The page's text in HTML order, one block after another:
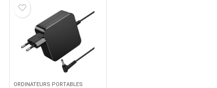
ORDINATEURS PORTABLES